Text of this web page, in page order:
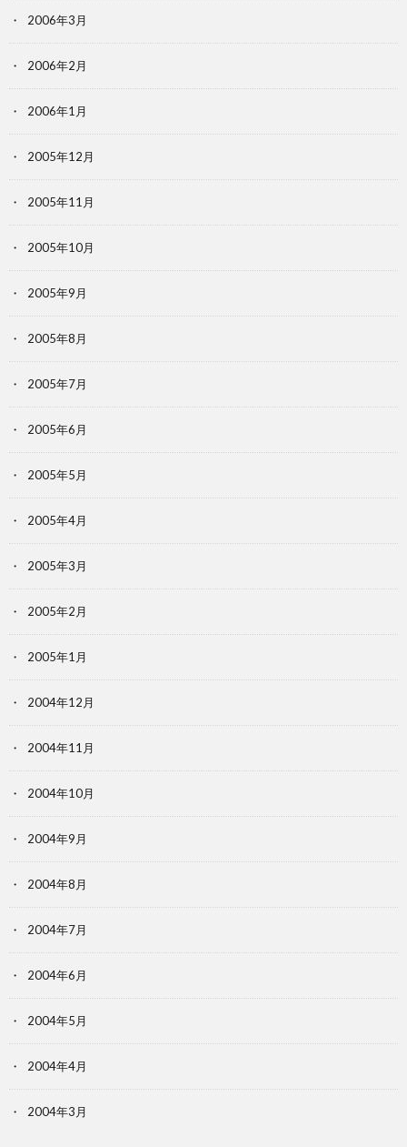
2006年3月
2006年2月
2006年1月
2005年12月
2005年11月
2005年10月
2005年9月
2005年8月
2005年7月
2005年6月
2005年5月
2005年4月
2005年3月
2005年2月
2005年1月
2004年12月
2004年11月
2004年10月
2004年9月
2004年8月
2004年7月
2004年6月
2004年5月
2004年4月
2004年3月